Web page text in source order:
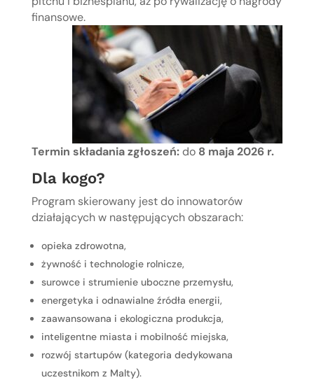
finansowe.
Termin składania zgłoszeń:do 8 maja 2026 r.
Dla kogo?
Program skierowany jest do innowatorów
działających w następujących obszarach:
opieka zdrowotna,
żywność i technologie rolnicze,
surowce i strumienie uboczne przemysłu,
energetyka i odnawialne źródła energii,
zaawansowana i ekologiczna produkcja,
inteligentne miasta i mobilność miejska,
rozwój startupów (kategoria dedykowana
uczestnikom z Malty).